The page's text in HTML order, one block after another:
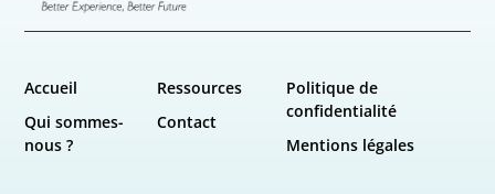
Accueil
Qui sommes-
nous ?
Ressources
Contact
Politique de
confidentialité
Mentions légales